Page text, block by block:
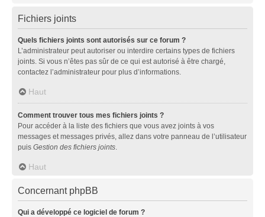
Fichiers joints
Quels fichiers joints sont autorisés sur ce forum ?
L’administrateur peut autoriser ou interdire certains types de fichiers
joints. Si vous n’êtes pas sûr de ce qui est autorisé à être chargé,
contactez l’administrateur pour plus d’informations.
Haut
Comment trouver tous mes fichiers joints ?
Pour accéder à la liste des fichiers que vous avez joints à vos
messages et messages privés, allez dans votre panneau de l’utilisateur
puis Gestion des fichiers joints.
Haut
Concernant phpBB
Qui a développé ce logiciel de forum ?